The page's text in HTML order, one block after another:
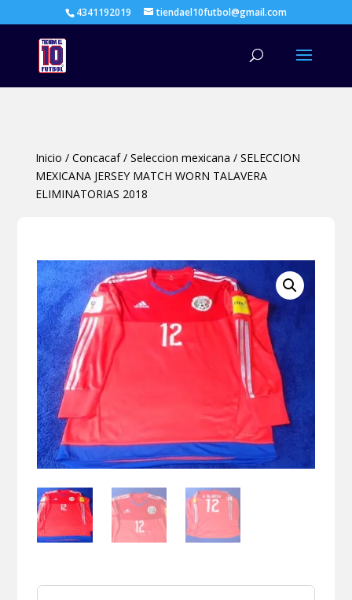
4341192019 tiendael10futbol@gmail.com
Inicio / Concacaf/ Seleccion mexicana / SELECCION
MEXICANA JERSEY MATCH WORN TALAVERA
ELIMINATORIAS 2018